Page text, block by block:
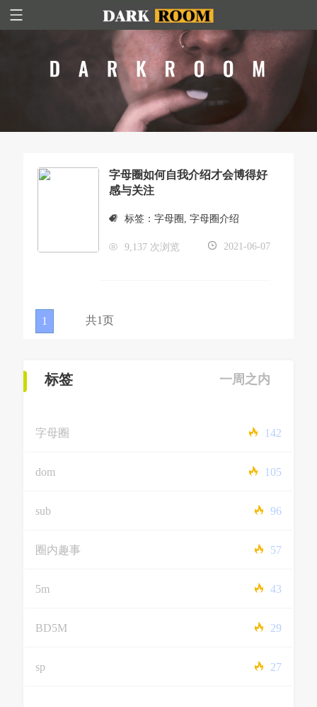
字母圈如何自我介绍才会博得好
感与关注
标签： 字母圈 , 字母圈介绍
9,137 次浏览 2021-06-07
1 共1页
标签 一周之内
字母圈 142
dom 105
sub 96
圈内趣事 57
5m 43
BD5M 29
sp 27